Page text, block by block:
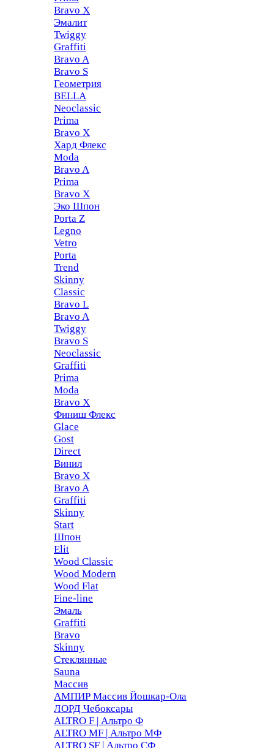
Bravo X
Эмалит
Twiggy
Graffiti
Bravo A
Bravo S
Геометрия
BELLA
Neoclassic
Prima
Bravo X
Хард Флекс
Moda
Bravo A
Prima
Bravo X
Эко Шпон
Porta Z
Legno
Vetro
Porta
Trend
Skinny
Classic
Bravo L
Bravo A
Twiggy
Bravo S
Neoclassic
Graffiti
Prima
Moda
Bravo X
Финиш Флекс
Glace
Gost
Direct
Винил
Bravo X
Bravo A
Graffiti
Skinny
Start
Шпон
Elit
Wood Classic
Wood Modern
Wood Flat
Fine-line
Эмаль
Graffiti
Bravo
Skinny
Стеклянные
Sauna
Массив
АМПИР Массив Йошкар-Ола
ЛОРД Чебоксары
ALTRO F | Альтро Ф
ALTRO MF | Альтро МФ
ALTRO SF | Альтро СФ